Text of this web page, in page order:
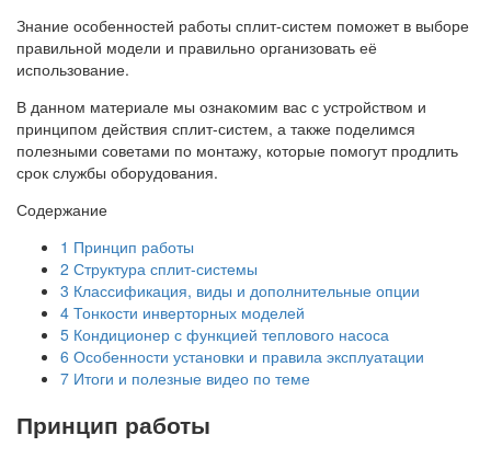
Знание особенностей работы сплит-систем поможет в выборе
правильной модели и правильно организовать её
использование.
В данном материале мы ознакомим вас с устройством и
принципом действия сплит-систем, а также поделимся
полезными советами по монтажу, которые помогут продлить
срок службы оборудования.
Содержание
1 Принцип работы
2 Структура сплит-системы
3 Классификация, виды и дополнительные опции
4 Тонкости инверторных моделей
5 Кондиционер с функцией теплового насоса
6 Особенности установки и правила эксплуатации
7 Итоги и полезные видео по теме
Принцип работы